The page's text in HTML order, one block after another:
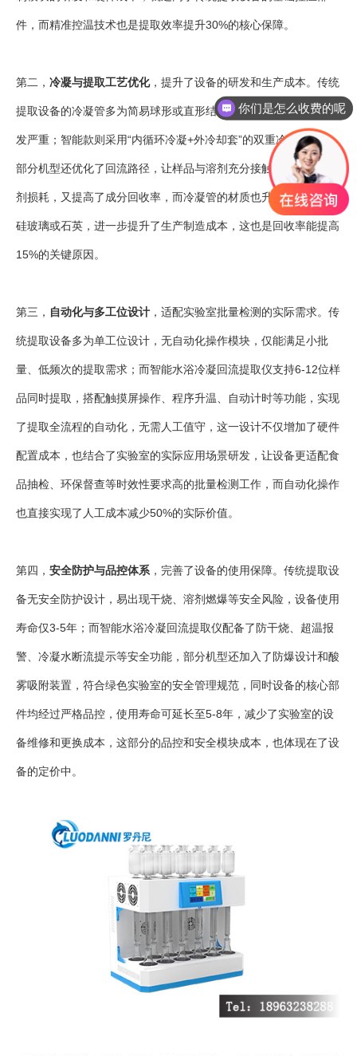
件，而精准控温技术也是提取效率提升30%的核心保障。
第二， 冷凝与提取工艺优化，提升了设备的研发和生产成本。传统
提取设备的冷凝管多为简易球形或直形结构，冷凝效率低，溶剂挥
发严重；智能款则采用“内循环冷凝+外冷却套”的双重冷凝设计，
部分机型还优化了回流路径，让样品与溶剂充分接触，既降低了溶
剂损耗，又提高了成分回收率，而冷凝管的材质也升级为耐腐高硼
硅玻璃或石英，进一步提升了生产制造成本，这也是回收率能提高
15%的关键原因。
第三， 自动化与多工位设计 ，适配实验室批量检测的实际需求。传
统提取设备多为单工位设计，无自动化操作模块，仅能满足小批
量、低频次的提取需求；而智能水浴冷凝回流提取仪支持6-12位样
品同时提取，搭配触摸屏操作、程序升温、自动计时等功能，实现
了提取全流程的自动化，无需人工值守，这一设计不仅增加了硬件
配置成本，也结合了实验室的实际应用场景研发，让设备更适配食
品抽检、环保督查等时效性要求高的批量检测工作，而自动化操作
也直接实现了人工成本减少50%的实际价值。
第四， 安全防护与品控体系 ，完善了设备的使用保障。传统提取设
备无安全防护设计，易出现干烧、溶剂燃爆等安全风险，设备使用
寿命仅3-5年；而智能水浴冷凝回流提取仪配备了防干烧、超温报
警、冷凝水断流提示等安全功能，部分机型还加入了防爆设计和酸
雾吸附装置，符合绿色实验室的安全管理规范，同时设备的核心部
件均经过严格品控，使用寿命可延长至5-8年，减少了实验室的设
备维修和更换成本，这部分的品控和安全模块成本，也体现在了设
备的定价中。
你们是怎么收费的呢
现在有优惠活动吗